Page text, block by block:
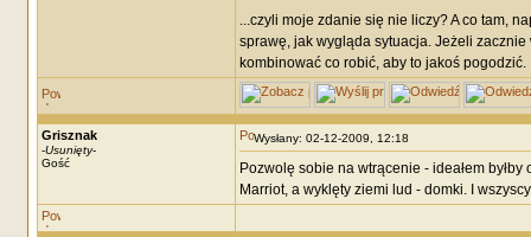
...czyli moje zdanie się nie liczy? A co tam,
sprawę, jak wygląda sytuacja. Jeżeli
kombinować co robić, aby to jakoś pogodzić.
Grisznak
-Usunięty-
Gość
Wysłany: 02-12-2009, 12:18
Pozwolę sobie na wtrącenie - ideałem
Marriot, a wyklęty ziemi lud - domki. I